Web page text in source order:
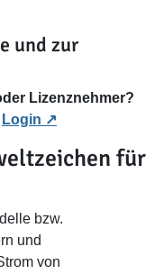
und zur
Lizenznehmer?
Login
für
bzw.
und
von